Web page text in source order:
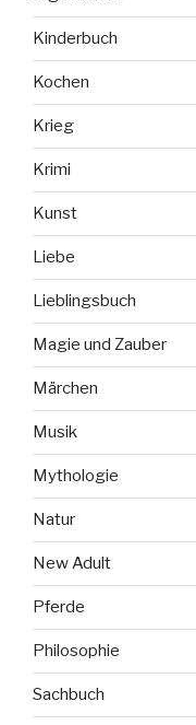
Kinderbuch
Kochen
Krieg
Krimi
Kunst
Liebe
Lieblingsbuch
Magie und Zauber
Märchen
Musik
Mythologie
Natur
New Adult
Pferde
Philosophie
Sachbuch